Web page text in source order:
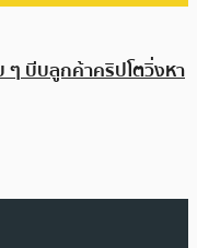
ๆ บีบลูกค้าคริปโตวิ่งหา